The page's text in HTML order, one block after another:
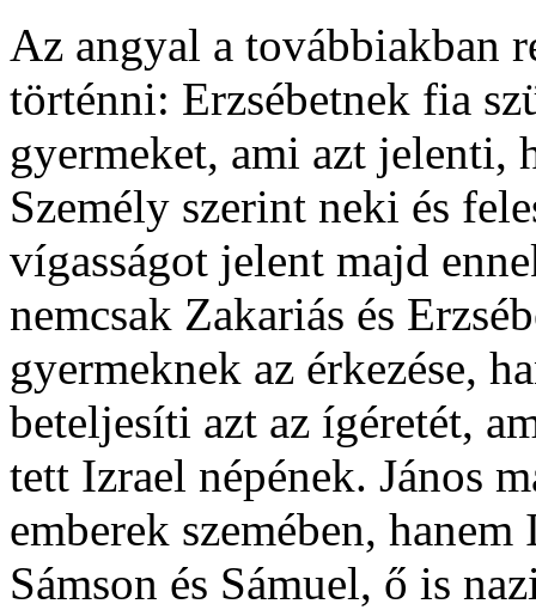
Az angyal a továbbiakban
történni: Erzsébetnek fia
gyermeket, ami azt jelenti,
Személy szerint neki és
vígasságot jelent majd
nemcsak Zakariás és
gyermeknek az érkezése,
beteljesíti azt az ígéretét,
tett Izrael népének. János
emberek szemében,
Sámson és Sámuel, ő is